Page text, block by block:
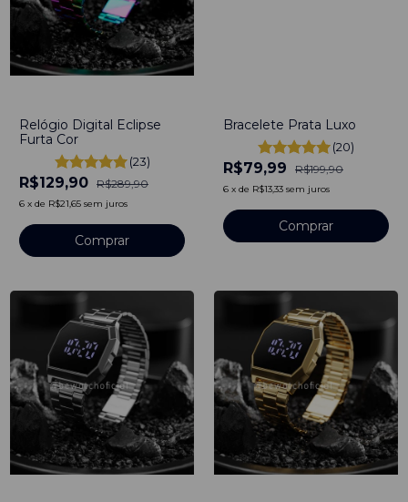
Relógio Digital Eclipse
Furta Cor
(23)
R$129,90 R$289,90
6 x de R$21,65 sem juros
Bracelete Prata Luxo
(20)
R$79,99 R$199,90
6 x de R$13,33 sem juros